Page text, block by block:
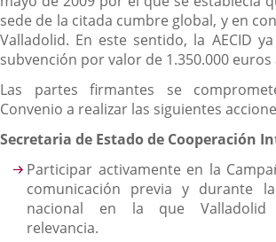
sede de la citada cumbre global, y en
Valladolid. En este sentido, la AECID
subvención por valor de 1.350.000
Las partes firmantes se
Convenio a realizar las siguientes
Secretaria de Estado de Cooperación
Participar activamente en la
comunicación previa y durante
nacional en la que Valladolid
relevancia.